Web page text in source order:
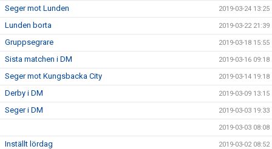
Seger mot Lunden 2019-03-24 13:25
Lunden borta 2019-03-22 21:39
Gruppsegrare 2019-03-18 15:55
Sista matchen i DM 2019-03-16 09:18
Seger mot Kungsbacka City 2019-03-14 19:18
Derby i DM 2019-03-09 13:15
Seger i DM 2019-03-03 19:33
2019-03-03 08:08
Inställt lördag 2019-03-02 08:52